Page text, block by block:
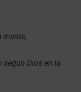
mente,
según Dios en la